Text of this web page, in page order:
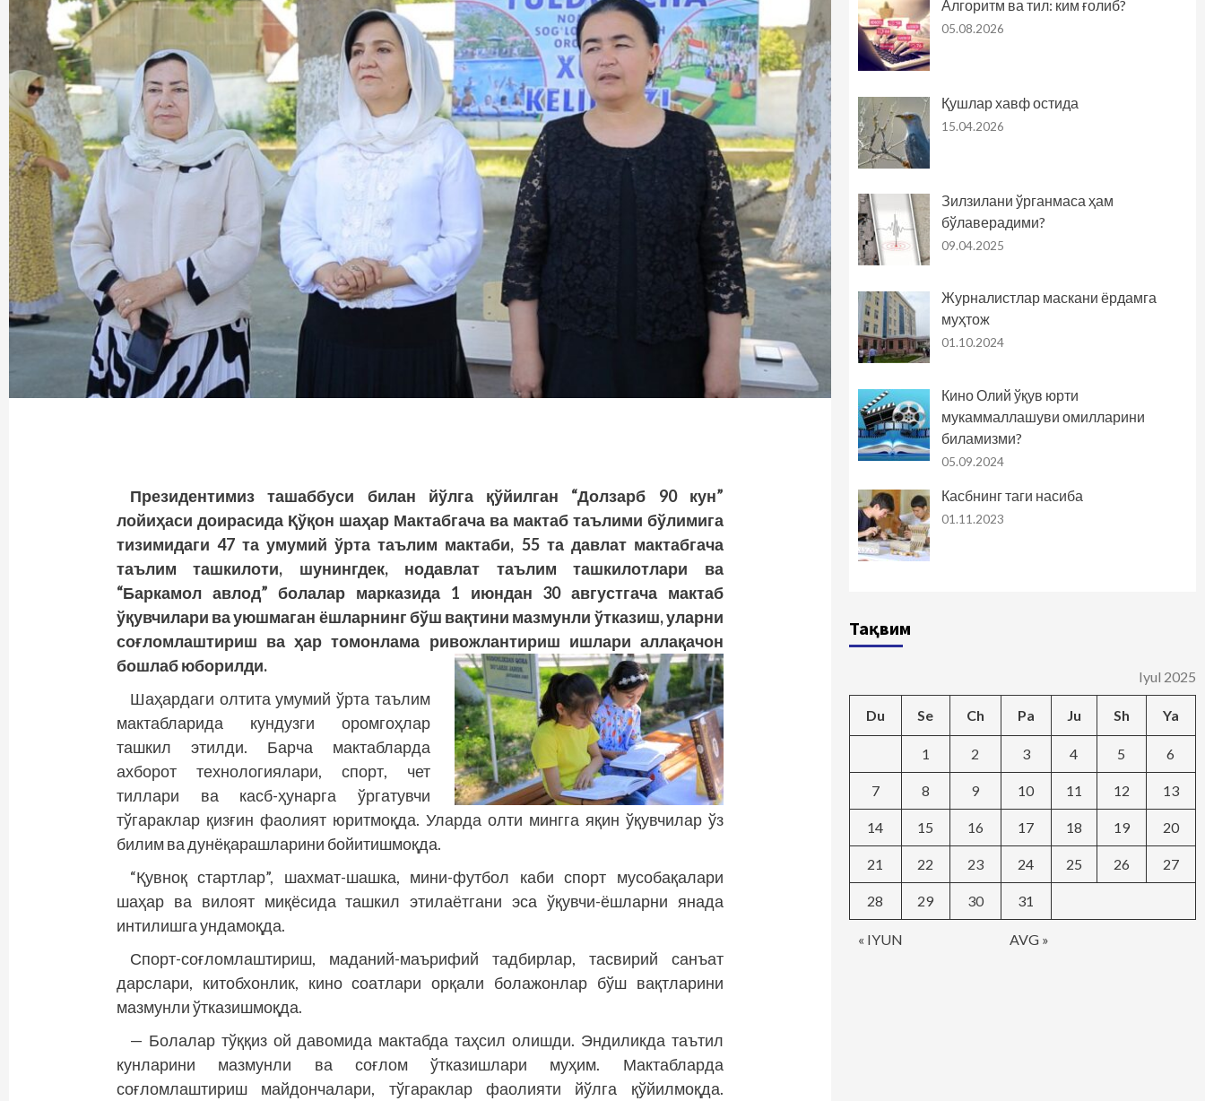
Президентимиз ташаббуси билан йўлга қўйилган “Долзарб 90 кун”
лойиҳаси доирасида Қўқон шаҳар Мактабгача ва мактаб таълими бўлимига
тизимидаги 47 та умумий ўрта таълим мактаби, 55 та давлат мактабгача
таълим ташкилоти, шунингдек, нодавлат таълим ташкилотлари ва
“Баркамол авлод” болалар марказида 1 июндан 30 августгача мактаб
ўқувчилари ва уюшмаган ёшларнинг бўш вақтини мазмунли ўтказиш, уларни
соғломлаштириш ва ҳар томонлама ривожлантириш ишлари аллақачон
бошлаб юборилди.
Шаҳардаги олтита умумий ўрта таълим
мактабларида кундузги оромгоҳлар
ташкил этилди. Барча мактабларда
ахборот технологиялари, спорт, чет
тиллари ва касб-ҳунарга ўргатувчи
тўгараклар қизғин фаолият юритмоқда. Уларда олти мингга яқин ўқувчилар ўз
билим ва дунёқарашларини бойитишмоқда.
“Қувноқ стартлар”, шахмат-шашка, мини-футбол каби спорт мусобақалари
шаҳар ва вилоят миқёсида ташкил этилаётгани эса ўқувчи-ёшларни янада
интилишга ундамоқда.
Спорт-соғломлаштириш, маданий-маърифий тадбирлар, тасвирий санъат
дарслари, китобхонлик, кино соатлари орқали болажонлар бўш вақтларини
мазмунли ўтказишмоқда.
— Болалар тўққиз ой давомида мактабда таҳсил олишди. Эндиликда таътил
кунларини мазмунли ва соғлом ўтказишлари муҳим. Мактабларда
соғломлаштириш майдончалари, тўгараклар фаолияти йўлга қўйилмоқда.
Алгоритм ва тил: ким ғолиб?
05.08.2026
Қушлар хавф остида
15.04.2026
Зилзилани ўрганмаса ҳам
бўлаверадими?
09.04.2025
Журналистлар маскани ёрдамга
муҳтож
01.10.2024
Кино Олий ўқув юрти
мукаммаллашуви омилларини
биламизми?
05.09.2024
Касбнинг таги насиба
01.11.2023
Тақвим
Iyul 2025
Du Se Ch Pa Ju Sh Ya
« IYUN AVG »
1 2 3 4 5 6
7 8 9 10 11 12 13
14 15 16 17 18 19 20
21 22 23 24 25 26 27
28 29 30 31